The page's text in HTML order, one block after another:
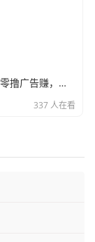
百赚联盟，零撸广告赚，不养机保底收益高，单机每天15+
337 人在看